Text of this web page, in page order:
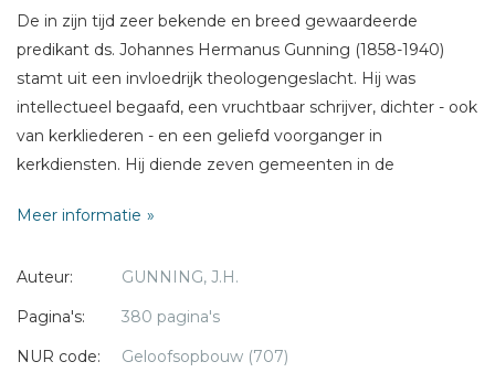
De in zijn tijd zeer bekende en breed gewaardeerde
predikant ds. Johannes Hermanus Gunning (1858-1940)
stamt uit een invloedrijk theologengeslacht. Hij was
intellectueel begaafd, een vruchtbaar schrijver, dichter - ook
van kerkliederen - en een geliefd voorganger in
kerkdiensten. Hij diende zeven gemeenten in de
Utrecht. Hij verstond de kunst om in zijn preken en
vrouw te komen. Gunning heeft veel gepubliceerd, vooral
om een breed publiek te dienen. Velen lazen destijds zijn
werd. Deze nieuwe herdruk is door ds. J. Belder qua taal- en
Meer informatie
Auteur:
GUNNING, J.H.
Pagina's:
380 pagina's
NUR code:
Geloofsopbouw (707)
Bericht *